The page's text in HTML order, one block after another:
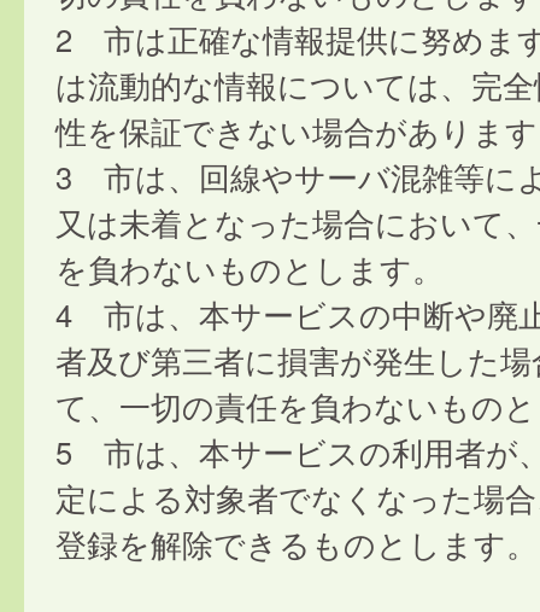
2 市は正確な情報提供に努めま
は流動的な情報については、完
性を保証できない場合がありま
3 市は、回線やサーバ混雑等に
又は未着となった場合において
を負わないものとします。
4 市は、本サービスの中断や廃
者及び第三者に損害が発生した
て、一切の責任を負わないもの
5 市は、本サービスの利用者が
定による対象者でなくなった場
登録を解除できるものとします。